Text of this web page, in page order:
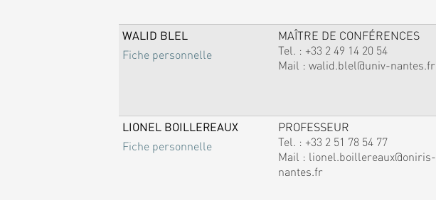
WALID BLEL
Fiche personnelle
MAÎTRE DE CONFÉRENCES
Tel. : +33 2 49 14 20 54
Mail : walid.blel@univ-nantes.fr
LIONEL BOILLEREAUX
Fiche personnelle
PROFESSEUR
Tel. : +33 2 51 78 54 77
Mail : lionel.boillereaux@oniris-
nantes.fr